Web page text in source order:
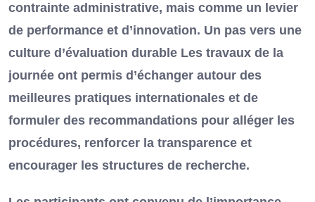
contrainte administrative, mais comme un levier
de performance et d’innovation. Un pas vers une
culture d’évaluation durable Les travaux de la
journée ont permis d’échanger autour des
meilleures pratiques internationales et de
formuler des recommandations pour alléger les
procédures, renforcer la transparence et
encourager les structures de recherche.